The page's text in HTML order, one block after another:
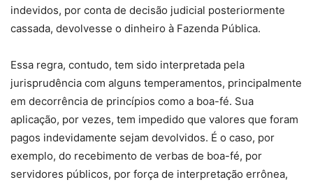
indevidos, por conta de decisão judicial posteriormente
cassada, devolvesse o dinheiro à Fazenda Pública.
Essa regra, contudo, tem sido interpretada pela
jurisprudência com alguns temperamentos, principalmente
em decorrência de princípios como a boa-fé. Sua
aplicação, por vezes, tem impedido que valores que foram
pagos indevidamente sejam devolvidos. É o caso, por
exemplo, do recebimento de verbas de boa-fé, por
servidores públicos, por força de interpretação errônea,